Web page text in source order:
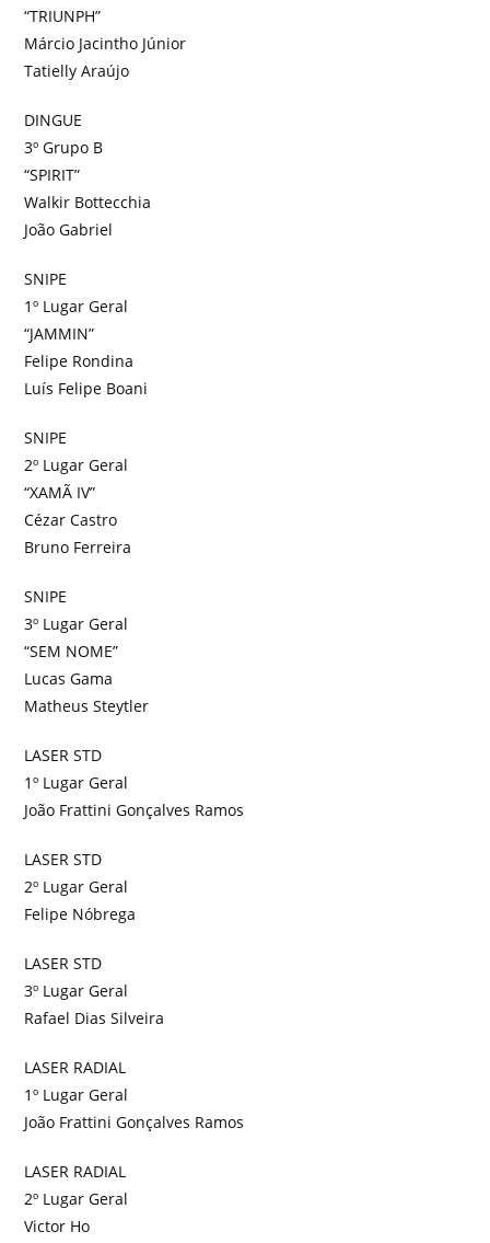
“TRIUNPH”
Márcio Jacintho Júnior
Tatielly Araújo
DINGUE
3º Grupo B
“SPIRIT”
Walkir Bottecchia
João Gabriel
SNIPE
1º Lugar Geral
“JAMMIN”
Felipe Rondina
Luís Felipe Boani
SNIPE
2º Lugar Geral
“XAMÃ IV”
Cézar Castro
Bruno Ferreira
SNIPE
3º Lugar Geral
“SEM NOME”
Lucas Gama
Matheus Steytler
LASER STD
1º Lugar Geral
João Frattini Gonçalves Ramos
LASER STD
2º Lugar Geral
Felipe Nóbrega
LASER STD
3º Lugar Geral
Rafael Dias Silveira
LASER RADIAL
1º Lugar Geral
João Frattini Gonçalves Ramos
LASER RADIAL
2º Lugar Geral
Victor Ho